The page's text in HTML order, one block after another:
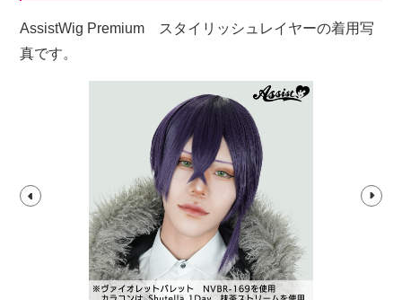
AssistWig Premium スタイリッシュレイヤーの着用写
真です。